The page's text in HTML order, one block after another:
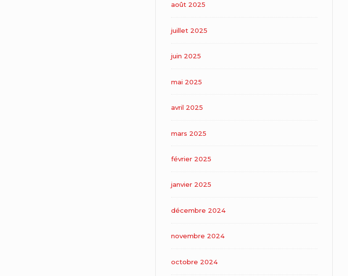
août 2025
juillet 2025
juin 2025
mai 2025
avril 2025
mars 2025
février 2025
janvier 2025
décembre 2024
novembre 2024
octobre 2024